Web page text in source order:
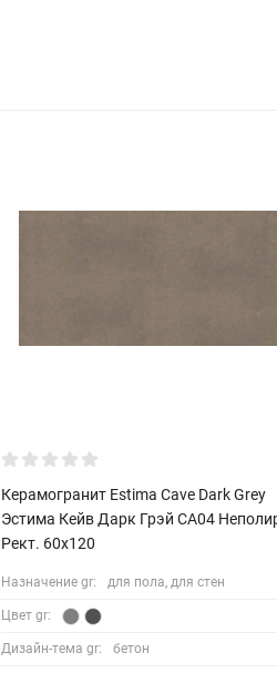
Керамогранит Estima Cave Dark Grey
Эстима Кейв Дарк Грэй CA04
Рект. 60x120
Назначение gr: для пола, для стен
Цвет gr:
Дизайн-тема gr: бетон